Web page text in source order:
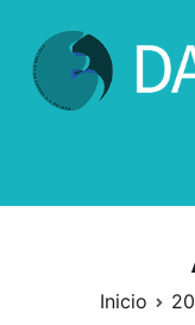
contenido
Inicio